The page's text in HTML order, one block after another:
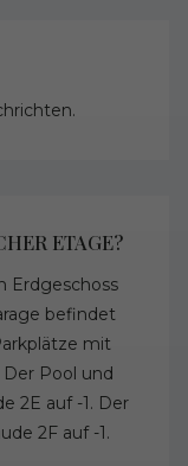
ETAGE?
Erdgeschoss
befindet
mit
Pool und
2E auf -1. Der
2F auf -1.